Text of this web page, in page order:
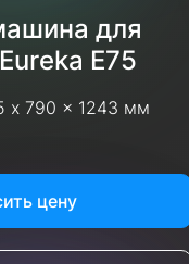
для
E75
x 790 x 1243 мм
цену